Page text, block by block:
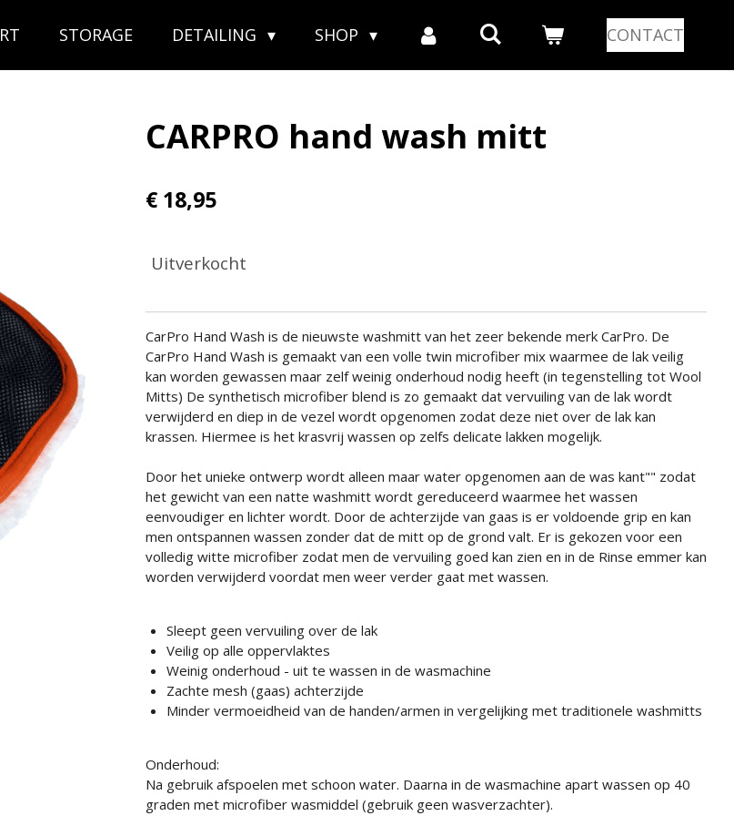
STORAGE DETAILING SHOP CONTACT
CARPRO hand wash mitt
€ 18,95
Uitverkocht
CarPro Hand Wash is de nieuwste washmitt van het zeer bekende merk CarPro. De
CarPro Hand Wash is gemaakt van een volle twin microfiber mix waarmee de lak veilig
kan worden gewassen maar zelf weinig onderhoud nodig heeft (in tegenstelling tot Wool
Mitts) De synthetisch microfiber blend is zo gemaakt dat vervuiling van de lak wordt
verwijderd en diep in de vezel wordt opgenomen zodat deze niet over de lak kan
krassen. Hiermee is het krasvrij wassen op zelfs delicate lakken mogelijk.
Door het unieke ontwerp wordt alleen maar water opgenomen aan de was kant"" zodat
het gewicht van een natte washmitt wordt gereduceerd waarmee het wassen
eenvoudiger en lichter wordt. Door de achterzijde van gaas is er voldoende grip en kan
men ontspannen wassen zonder dat de mitt op de grond valt. Er is gekozen voor een
volledig witte microfiber zodat men de vervuiling goed kan zien en in de Rinse emmer kan
worden verwijderd voordat men weer verder gaat met wassen.
Sleept geen vervuiling over de lak
Veilig op alle oppervlaktes
Weinig onderhoud - uit te wassen in de wasmachine
Zachte mesh (gaas) achterzijde
Minder vermoeidheid van de handen/armen in vergelijking met traditionele washmitts
Onderhoud:
Na gebruik afspoelen met schoon water. Daarna in de wasmachine apart wassen op 40
graden met microfiber wasmiddel (gebruik geen wasverzachter).